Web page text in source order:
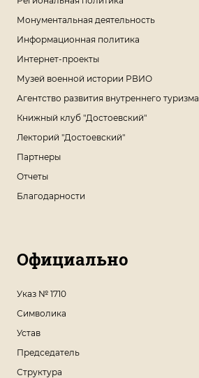
Монументальная деятельность
Информационная политика
Интернет-проекты
Музей военной истории РВИО
Агентство развития внутреннего туризма
Книжный клуб "Достоевский"
Лекторий "Достоевский"
Партнеры
Отчеты
Благодарности
Официально
Указ № 1710
Символика
Устав
Председатель
Структура